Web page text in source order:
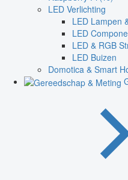
LED Verlichting
LED Lampen
LED
LED & RGB
LED Buizen
Domotica & Smart